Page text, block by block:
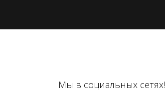
Мы в социальных сетях!